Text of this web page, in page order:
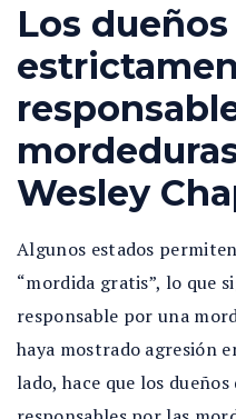
Los
Wesley
Algunos estados
“mordida gratis”, lo que
responsable por una
haya mostrado agresión
lado, hace que los